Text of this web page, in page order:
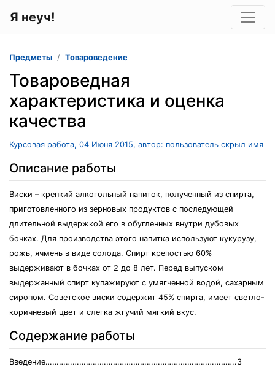
Я неуч!
Предметы Товароведение
Товароведная
характеристика и оценка
качества
Курсовая работа, 04 Июня 2015, автор: пользователь скрыл имя
Описание работы
Виски – крепкий алкогольный напиток, полученный из спирта,
приготовленного из зерновых продуктов с последующей
длительной выдержкой его в обугленных внутри дубовых
бочках. Для производства этого напитка используют кукурузу,
рожь, ячмень в виде солода. Спирт крепостью 60%
выдерживают в бочках от 2 до 8 лет. Перед выпуском
выдержанный спирт купажируют с умягченной водой, сахарным
сиропом. Советское виски содержит 45% спирта, имеет светло-
коричневый цвет и слегка жгучий мягкий вкус.
Содержание работы
Введение………………………………………………………………………….3